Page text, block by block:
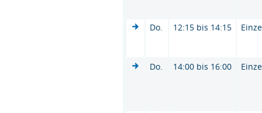
Do. 12:15 bis 14:15
Do. 14:00 bis 16:00